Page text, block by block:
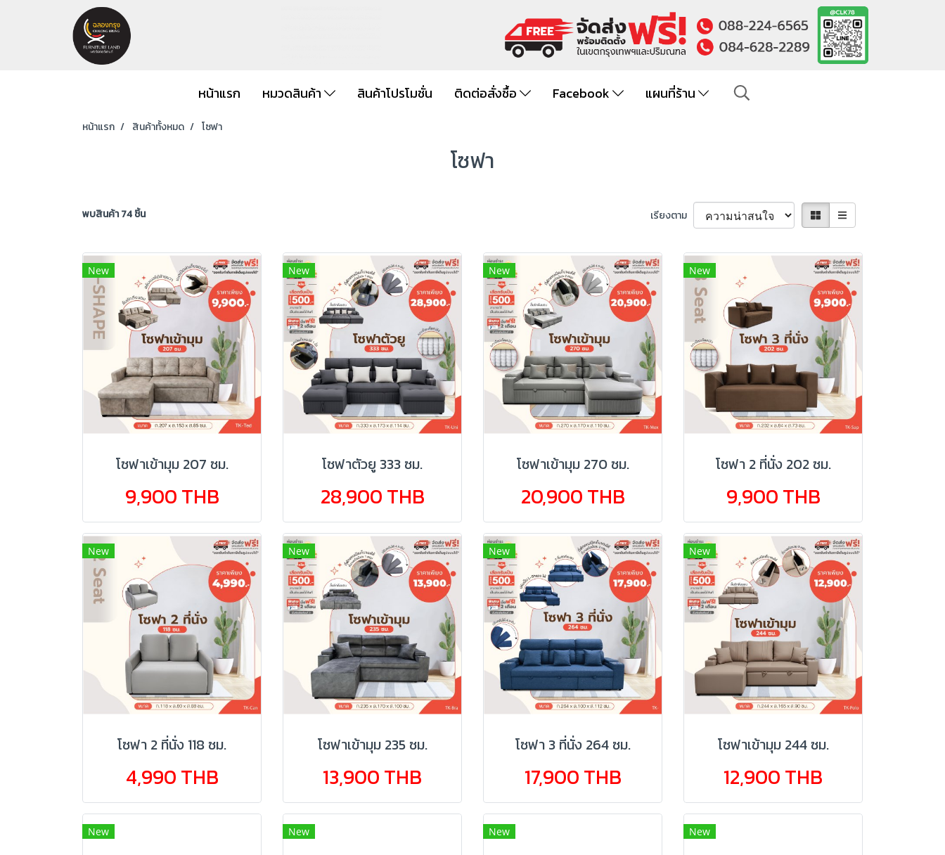
หน้าแรก หมวดสินค้า สินค้าโปรโมชั่น ติดต่อสั่งซื้อ Facebook แผนที่ร้าน
หน้าแรก สินค้าทั้งหมด โซฟา
โซฟา
พบสินค้า 74 ชิ้น เรียงตาม
New
โซฟาเข้ามุม 207 ซม.
9,900 THB
New
โซฟาตัวยู 333 ซม.
28,900 THB
New
โซฟาเข้ามุม 270 ซม.
20,900 THB
New
โซฟา 2 ที่นั่ง 202 ซม.
9,900 THB
New
โซฟา 2 ที่นั่ง 118 ซม.
4,990 THB
New
โซฟาเข้ามุม 235 ซม.
13,900 THB
New
โซฟา 3 ที่นั่ง 264 ซม.
17,900 THB
New
โซฟาเข้ามุม 244 ซม.
12,900 THB
New New New New